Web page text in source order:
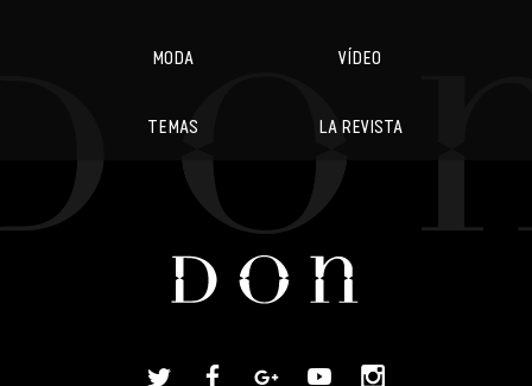
MODA VÍDEO
TEMAS LA REVISTA